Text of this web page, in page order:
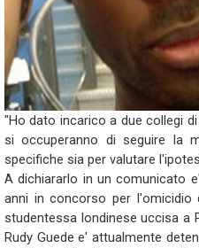
"Ho dato incarico a due collegi
si occuperanno di seguire la
specifiche sia per valutare
A dichiararlo in un comunicato
anni in concorso per l'omicidio
studentessa londinese uccisa a
Rudy Guede e' attualmente